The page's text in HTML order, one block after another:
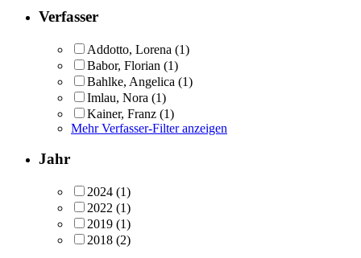
Verfasser
Addotto, Lorena (1)
Babor, Florian (1)
Bahlke, Angelica (1)
Imlau, Nora (1)
Kainer, Franz (1)
Mehr Verfasser-Filter anzeigen
Jahr
2024 (1)
2022 (1)
2019 (1)
2018 (2)